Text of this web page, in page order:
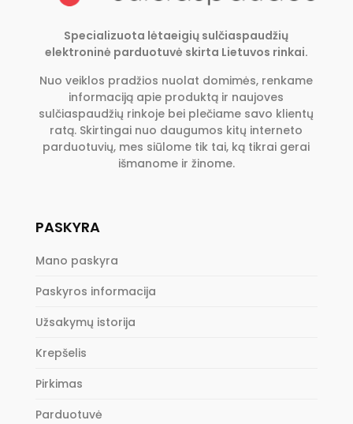
Specializuota lėtaeigių sulčiaspaudžių
elektroninė parduotuvė skirta Lietuvos rinkai.
Nuo veiklos pradžios nuolat domimės, renkame
informaciją apie produktą ir naujoves
sulčiaspaudžių rinkoje bei plečiame savo klientų
ratą. Skirtingai nuo daugumos kitų interneto
parduotuvių, mes siūlome tik tai, ką tikrai gerai
išmanome ir žinome.
PASKYRA
Mano paskyra
Paskyros informacija
Užsakymų istorija
Krepšelis
Pirkimas
Parduotuvė